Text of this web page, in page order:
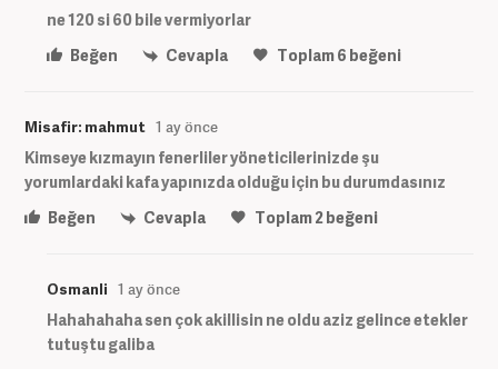
ne 120 si 60 bile vermiyorlar
Beğen
Cevapla Toplam6 beğeni
Misafir: mahmut 1 ay önce
Kimseye kızmayın fenerliler yöneticilerinizde şu
yorumlardaki kafa yapınızda olduğu için bu durumdasınız
Beğen
Cevapla Toplam2beğeni
Osmanli 1 ay önce
Hahahahaha sen çok akillisin ne oldu aziz gelince etekler
tutuştu galiba